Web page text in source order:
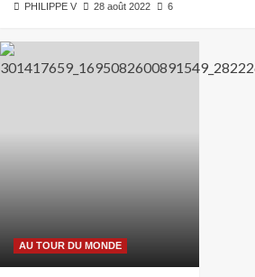
PHILIPPE V 28 août 2022 6
AU TOUR DU MONDE